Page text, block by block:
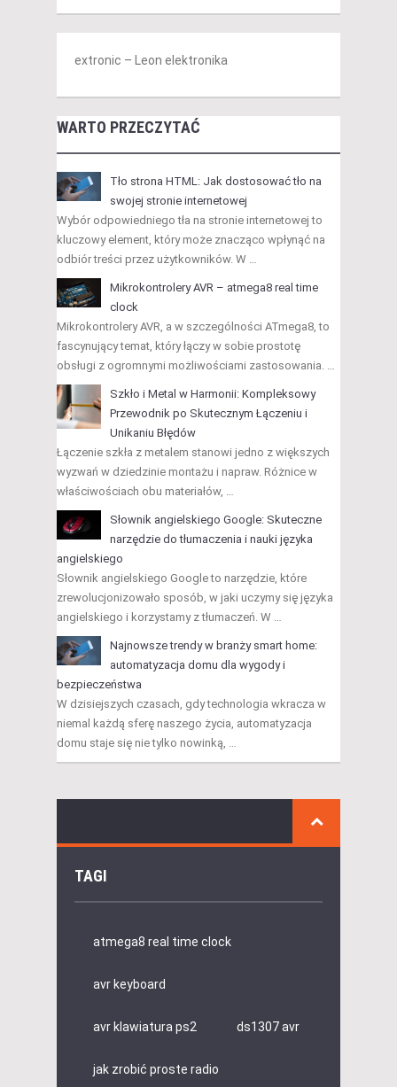
extronic – Leon elektronika
WARTO PRZECZYTAĆ
Tło strona HTML: Jak dostosować tło na
swojej stronie internetowej
Wybór odpowiedniego tła na stronie internetowej to
kluczowy element, który może znacząco wpłynąć na
odbiór treści przez użytkowników. W …
Mikrokontrolery AVR – atmega8 real time
clock
Mikrokontrolery AVR, a w szczególności ATmega8, to
fascynujący temat, który łączy w sobie prostotę
obsługi z ogromnymi możliwościami zastosowania. …
Szkło i Metal w Harmonii: Kompleksowy
Przewodnik po Skutecznym Łączeniu i
Unikaniu Błędów
Łączenie szkła z metalem stanowi jedno z większych
wyzwań w dziedzinie montażu i napraw. Różnice w
właściwościach obu materiałów, …
Słownik angielskiego Google: Skuteczne
narzędzie do tłumaczenia i nauki języka
angielskiego
Słownik angielskiego Google to narzędzie, które
zrewolucjonizowało sposób, w jaki uczymy się języka
angielskiego i korzystamy z tłumaczeń. W …
Najnowsze trendy w branży smart home:
automatyzacja domu dla wygody i
bezpieczeństwa
W dzisiejszych czasach, gdy technologia wkracza w
niemal każdą sferę naszego życia, automatyzacja
domu staje się nie tylko nowinką, …
TAGI
atmega8 real time clock
avr keyboard
avr klawiatura ps2 ds1307 avr
jak zrobić proste radio